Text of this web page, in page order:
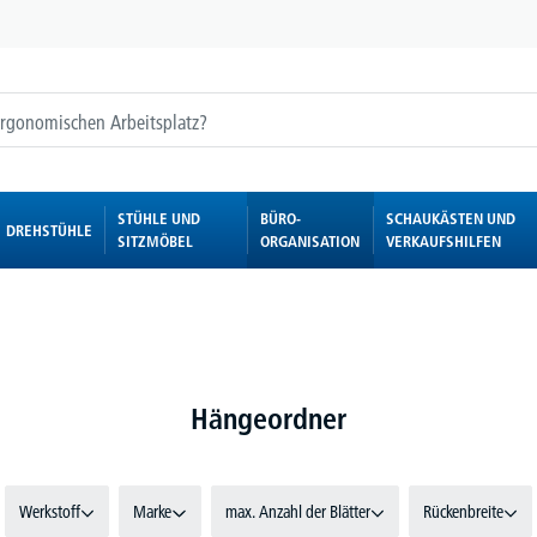
DREHSTÜHLE
STÜHLE UND
SITZMÖBEL
BÜRO-
ORGANISATION
SCHAUKÄSTEN UND
VERKAUFSHILFEN
Hängeordner
Werkstoff Marke max. Anzahl der Blätter Rückenbreite